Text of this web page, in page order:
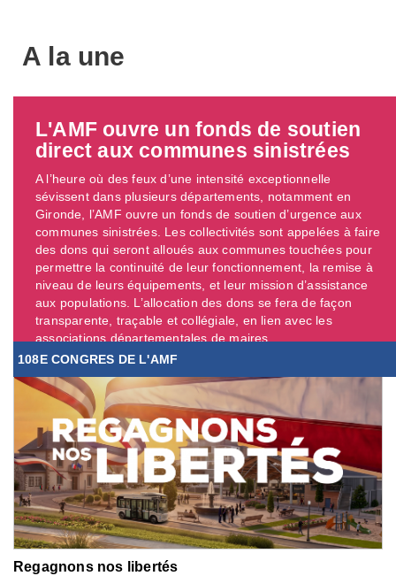
A la une
L'AMF ouvre un fonds de soutien
direct aux communes sinistrées
A l’heure où des feux d’une intensité exceptionnelle
sévissent dans plusieurs départements, notamment en
Gironde, l’AMF ouvre un fonds de soutien d’urgence aux
communes sinistrées. Les collectivités sont appelées à faire
des dons qui seront alloués aux communes touchées pour
permettre la continuité de leur fonctionnement, la remise à
niveau de leurs équipements, et leur mission d’assistance
aux populations. L’allocation des dons se fera de façon
transparente, traçable et collégiale, en lien avec les
associations départementales de maires. ...
108E CONGRES DE L'AMF
Regagnons nos libertés